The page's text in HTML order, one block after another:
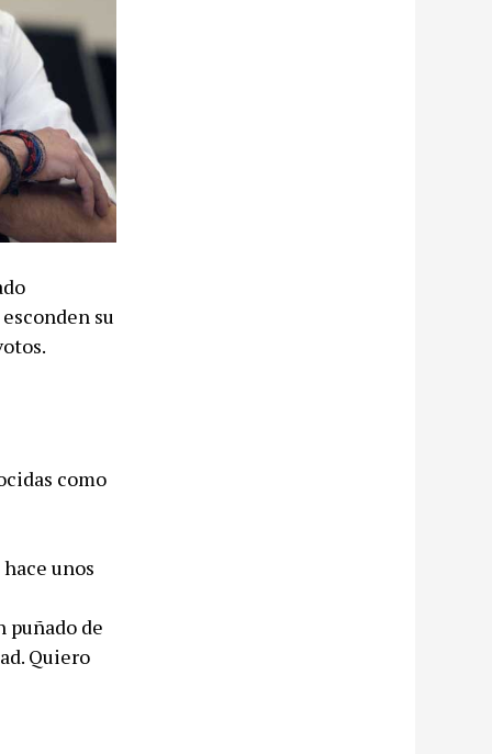
su
como
unos
puñado de
Quiero